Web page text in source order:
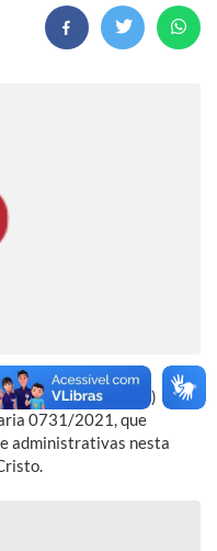
Rio Grande (FURG)
0731/2021, que
administrativas nesta